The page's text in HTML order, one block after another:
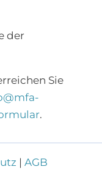
der
Sie
.
| AGB
Sie den
Newsletter!